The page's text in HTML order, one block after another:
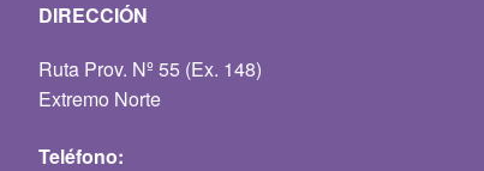
DIRECCIÓN
Ruta Prov. Nº 55 (Ex. 148)
Extremo Norte
Teléfono: